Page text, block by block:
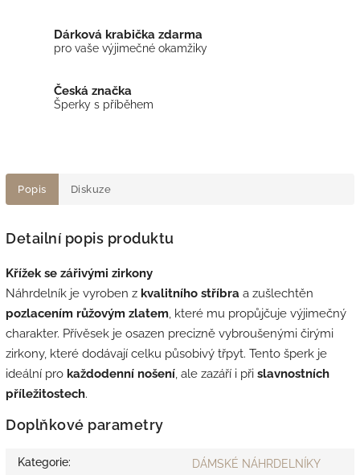
Dárková krabička zdarma
pro vaše výjimečné okamžiky
Česká značka
Šperky s příběhem
Popis Diskuze
Detailní popis produktu
Křížek se zářivými zirkony
Náhrdelník je vyroben z kvalitního stříbra a zušlechtěn
pozlacením růžovým zlatem , které mu propůjčuje výjimečný
charakter. Přívěsek je osazen precizně vybroušenými čirými
zirkony, které dodávají celku působivý třpyt. Tento šperk je
ideální pro každodenní nošení , ale zazáří i při slavnostních
příležitostech.
Doplňkové parametry
Kategorie: DÁMSKÉ NÁHRDELNÍKY